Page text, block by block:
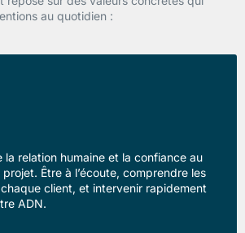
au quotidien :
la relation humaine et la confiance au
Être à l’écoute, comprendre les
client, et intervenir rapidement
ADN.